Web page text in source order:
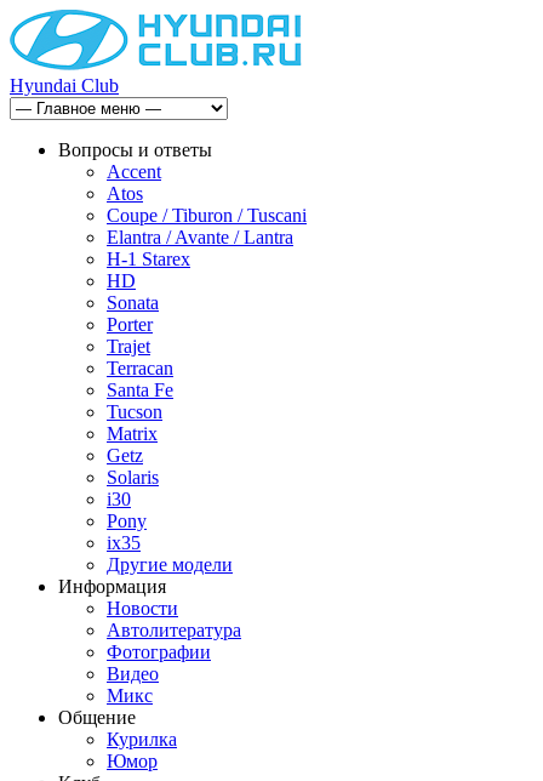
Hyundai Club
Вопросы и ответы
Accent
Atos
Coupe / Tiburon / Tuscani
Elantra / Avante / Lantra
H-1 Starex
HD
Sonata
Porter
Trajet
Terracan
Santa Fe
Tucson
Matrix
Getz
Solaris
i30
Pony
ix35
Другие модели
Информация
Новости
Автолитература
Фотографии
Видео
Микс
Общение
Курилка
Юмор